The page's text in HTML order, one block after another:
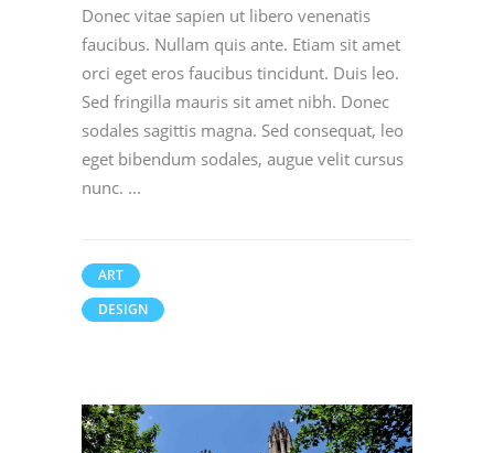
Donec vitae sapien ut libero venenatis
faucibus. Nullam quis ante. Etiam sit amet
orci eget eros faucibus tincidunt. Duis leo.
Sed fringilla mauris sit amet nibh. Donec
sodales sagittis magna. Sed consequat, leo
eget bibendum sodales, augue velit cursus
nunc.
ART
DESIGN